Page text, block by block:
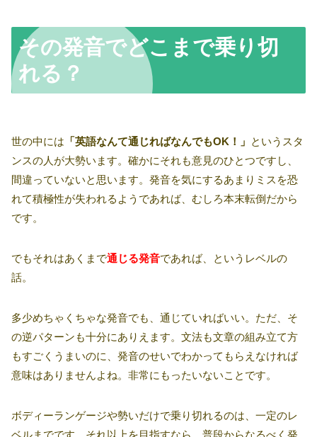
その発音でどこまで乗り切
れる？
世の中には 「英語なんて通じればなんでもOK！」 というスタ
ンスの人が大勢います。確かにそれも意見のひとつですし、
間違っていないと思います。発音を気にするあまりミスを恐
れて積極性が失われるようであれば、むしろ本末転倒だから
です。
でもそれはあくまで通じる発音であれば、というレベルの
話。
多少めちゃくちゃな発音でも、通じていればいい。ただ、そ
の逆パターンも十分にありえます。文法も文章の組み立て方
もすごくうまいのに、発音のせいでわかってもらえなければ
意味はありませんよね。非常にもったいないことです。
ボディーランゲージや勢いだけで乗り切れるのは、一定のレ
ベルまでです。それ以上を目指すなら、普段からなるべく発